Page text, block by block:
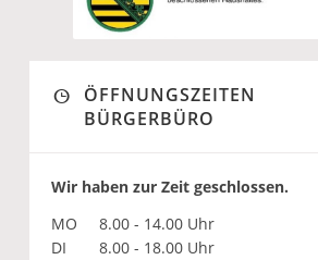
ÖFFNUNGSZEITEN
BÜRGERBÜRO
Wir haben zur Zeit geschlossen.
MO
8.00 - 14.00 Uhr
DI
8.00 - 18.00 Uhr